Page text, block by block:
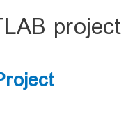
project